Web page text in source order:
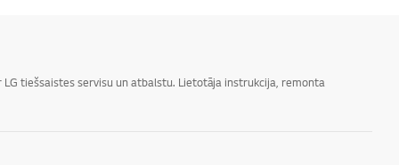
tiešsaistes servisu un atbalstu. Lietotāja instrukcija, remonta